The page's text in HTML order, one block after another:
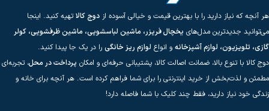
هر آنچه که نیاز دارید را با بهترین قیمت و خیالی آسوده از دوج کالاتهیه کنید. اینجا
می‌توانید جدیدترین مدل‌های یخچال فریزر، ماشین لباسشویی، ماشین ظرفشویی، کولر
گازی، تلویزیون، لوازم آشپزخانه و انواع لوازم ریز خانگی را در یک جا پیدا کنید.
دوج کالا با تنوع بالا، ضمانت اصالت کالا، پشتیبانی حرفه‌ای و امکان پرداخت در محل، تجربه‌ای
مطمئن و لذت‌بخش از خرید اینترنتی را برای شما فراهم کرده است. هر آنچه برای خانه و
زندگی خود نیاز دارید، فقط چند کلیک با شما فاصله دارد!